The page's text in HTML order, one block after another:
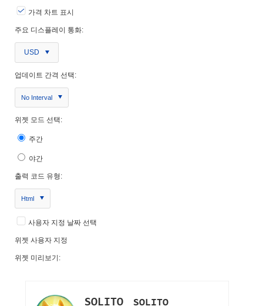
가격 차트 표시
주요 디스플레이 통화:
USD
업데이트 간격 선택:
No Interval
위젯 모드 선택:
주간
야간
출력 코드 유형:
Html
사용자 지정 날짜 선택
위젯 사용자 지정
위젯 미리보기: